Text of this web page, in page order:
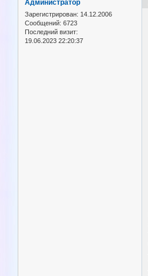
Администратор
Зарегистрирован: 14.12.2006
Сообщений: 6723
Последний визит:
19.06.2023 22:20:37